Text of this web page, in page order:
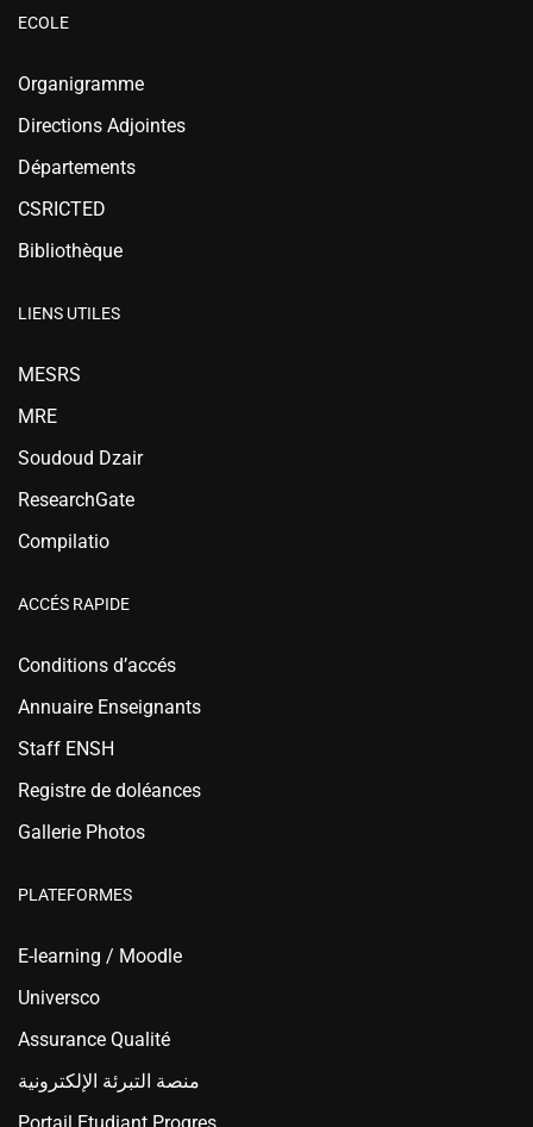
ECOLE
Organigramme
Directions Adjointes
Départements
CSRICTED
Bibliothèque
LIENS UTILES
MESRS
MRE
Soudoud Dzair
ResearchGate
Compilatio
ACCÉS RAPIDE
Conditions d’accés
Annuaire Enseignants
Staff ENSH
Registre de doléances
Gallerie Photos
PLATEFORMES
E-learning / Moodle
Universco
Assurance Qualité
منصة التبرئة الإلكترونية